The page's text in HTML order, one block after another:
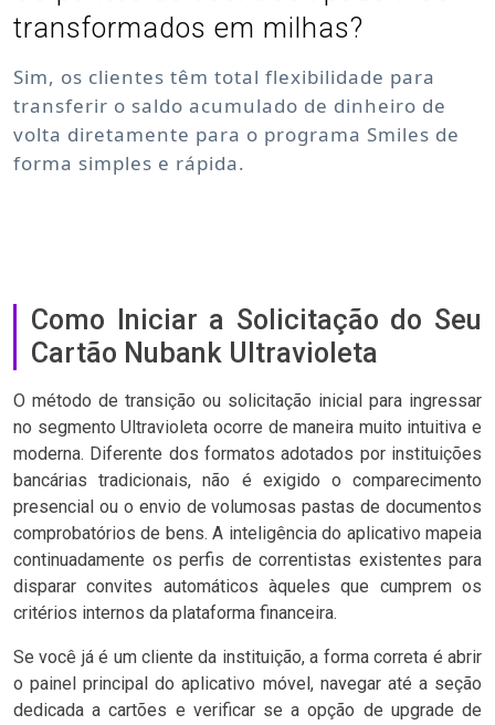
transformados em milhas?
Sim, os clientes têm total flexibilidade para
transferir o saldo acumulado de dinheiro de
volta diretamente para o programa Smiles de
forma simples e rápida.
Como Iniciar a Solicitação do Seu
Cartão Nubank Ultravioleta
O método de transição ou solicitação inicial para ingressar
no segmento Ultravioleta ocorre de maneira muito intuitiva e
moderna. Diferente dos formatos adotados por instituições
bancárias tradicionais, não é exigido o comparecimento
presencial ou o envio de volumosas pastas de documentos
comprobatórios de bens. A inteligência do aplicativo mapeia
continuadamente os perfis de correntistas existentes para
disparar convites automáticos àqueles que cumprem os
critérios internos da plataforma financeira.
Se você já é um cliente da instituição, a forma correta é abrir
o painel principal do aplicativo móvel, navegar até a seção
dedicada a cartões e verificar se a opção de upgrade de